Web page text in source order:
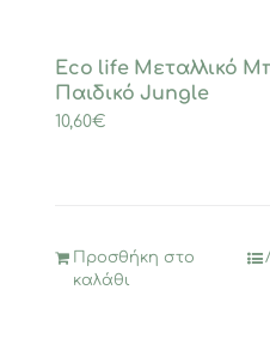
Eco life Μεταλλικό
Παιδικό Jungle
10,60€
Προσθήκη στο
καλάθι